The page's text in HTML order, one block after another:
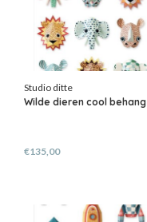
Studio ditte
Wilde dieren cool behang
€135,00